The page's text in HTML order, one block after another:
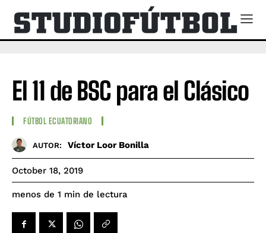
El 11 de BSC para el Clásico
FÚTBOL ECUATORIANO
AUTOR: Víctor Loor Bonilla
October 18, 2019
menos de 1 min de lectura